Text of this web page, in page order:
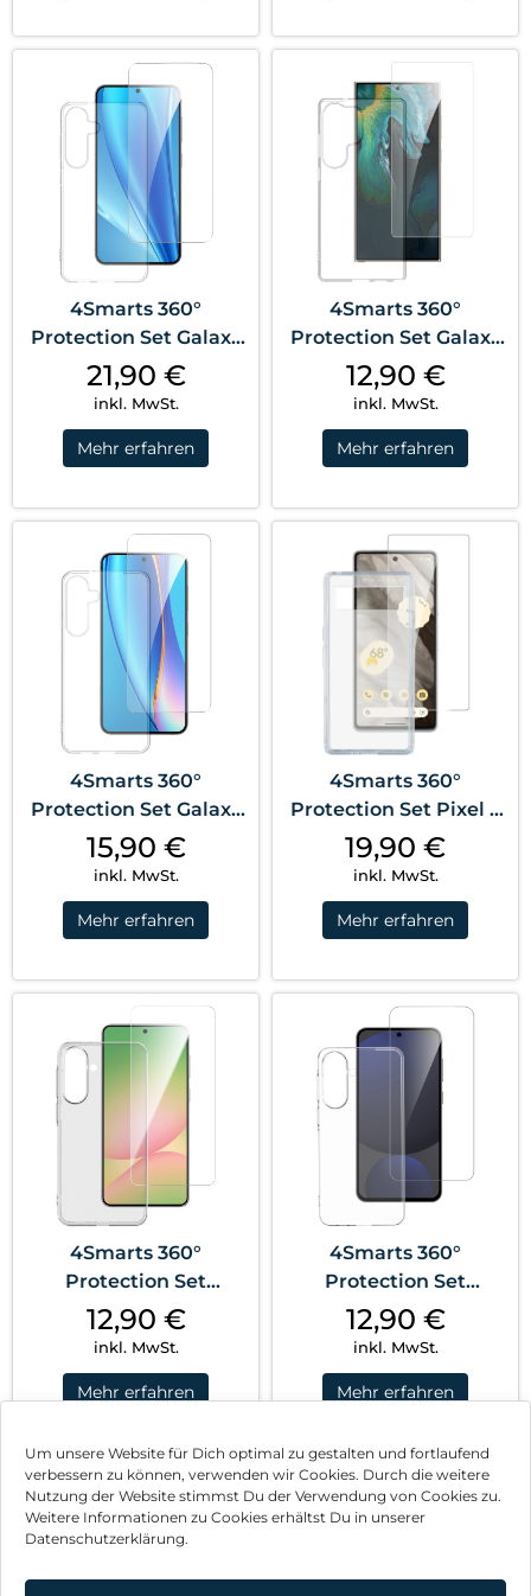
Um unsere Website für Dich optimal zu gestalten und fortlaufend
verbessern zu können, verwenden wir Cookies. Durch die weitere
Nutzung der Website stimmst Du der Verwendung von Cookies zu.
Weitere Informationen zu Cookies erhältst Du in unserer
Datenschutzerklärung.
4Smarts 360°
Protection Set Galaxy
S25 Transparent
21,90 €
inkl. MwSt.
Mehr erfahren
4Smarts 360°
Protection Set Galaxy
S25 Ultra Transparent
12,90 €
inkl. MwSt.
Mehr erfahren
4Smarts 360°
Protection Set Galaxy
S25+ Transparent
15,90 €
inkl. MwSt.
Mehr erfahren
4Smarts 360°
Protection Set Pixel 8
Pro Transparent
19,90 €
inkl. MwSt.
Mehr erfahren
4Smarts 360°
Protection Set
Samsung Galaxy A37
5G Transparent
12,90 €
inkl. MwSt.
Mehr erfahren
4Smarts 360°
Protection Set
Samsung Galaxy A57
5G Schwarz
12,90 €
inkl. MwSt.
Mehr erfahren
1 2 Nächste